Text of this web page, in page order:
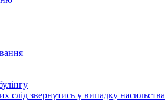
слід звернутись у випадку насильства